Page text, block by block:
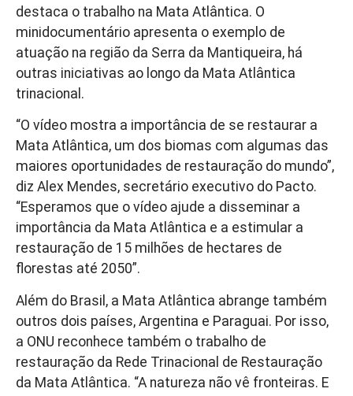
destaca o trabalho na Mata Atlântica. O
minidocumentário apresenta o exemplo de
atuação na região da Serra da Mantiqueira, há
outras iniciativas ao longo da Mata Atlântica
trinacional.
“O vídeo mostra a importância de se restaurar a
Mata Atlântica, um dos biomas com algumas das
maiores oportunidades de restauração do mundo”,
diz Alex Mendes, secretário executivo do Pacto.
“Esperamos que o vídeo ajude a disseminar a
importância da Mata Atlântica e a estimular a
restauração de 15 milhões de hectares de
florestas até 2050”.
Além do Brasil, a Mata Atlântica abrange também
outros dois países, Argentina e Paraguai. Por isso,
a ONU reconhece também o trabalho de
restauração da Rede Trinacional de Restauração
da Mata Atlântica. “A natureza não vê fronteiras. E